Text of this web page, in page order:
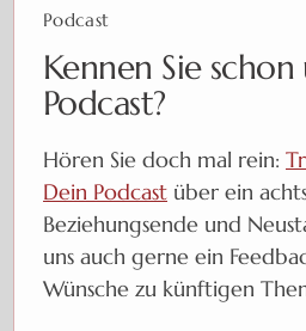
Podcast
Kennen Sie
Podcast?
Hören Sie doch mal rein:
Dein Podcast über ein
Beziehungsende und
uns auch gerne ein
Wünsche zu künftigen